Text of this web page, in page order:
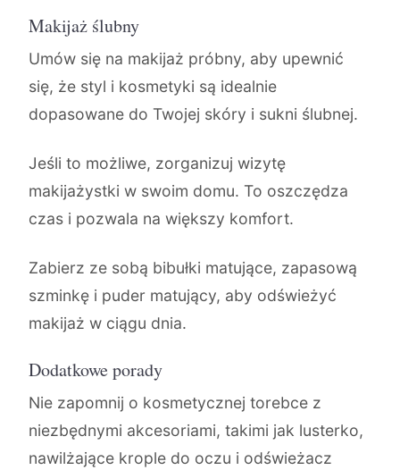
Makijaż ślubny
Umów się na makijaż próbny, aby upewnić
się, że styl i kosmetyki są idealnie
dopasowane do Twojej skóry i sukni ślubnej.
Jeśli to możliwe, zorganizuj wizytę
makijażystki w swoim domu. To oszczędza
czas i pozwala na większy komfort.
Zabierz ze sobą bibułki matujące, zapasową
szminkę i puder matujący, aby odświeżyć
makijaż w ciągu dnia.
Dodatkowe porady
Nie zapomnij o kosmetycznej torebce z
niezbędnymi akcesoriami, takimi jak lusterko,
nawilżające krople do oczu i odświeżacz